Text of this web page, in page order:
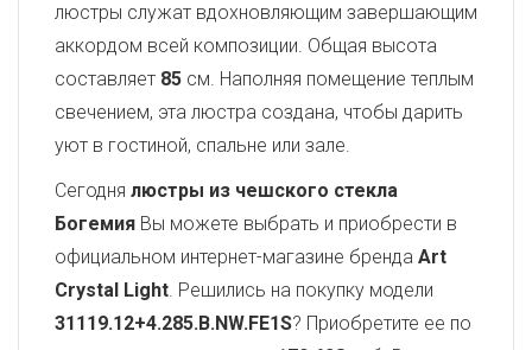
люстры служат вдохновляющим завершающим
аккордом всей композиции. Общая высота
составляет 85 см. Наполняя помещение теплым
свечением, эта люстра создана, чтобы дарить
уют в гостиной, спальне или зале.
Сегодня люстры из чешского стекла
Богемия Вы можете выбрать и приобрести в
официальном интернет-магазине бренда Art
Crystal Light. Решились на покупку модели
31119.12+4.285.B.NW.FE1S? Приобретите ее по